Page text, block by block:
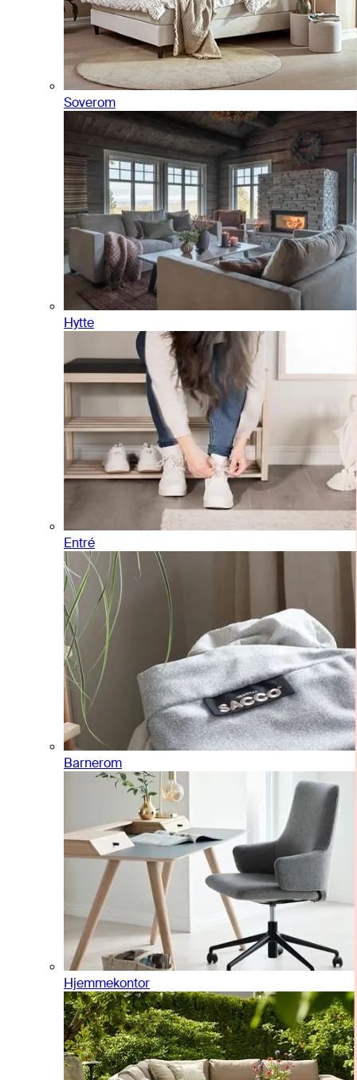
Soverom
Hytte
Entré
Barnerom
Hjemmekontor